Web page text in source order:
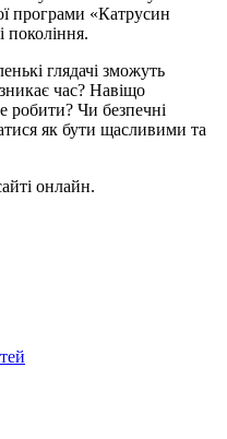
програми «Катрусин
покоління.
глядачі зможуть
час? Навіщо
робити? Чи безпечні
як бути щасливими та
онлайн.